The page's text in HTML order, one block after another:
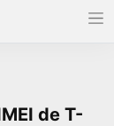
de T-